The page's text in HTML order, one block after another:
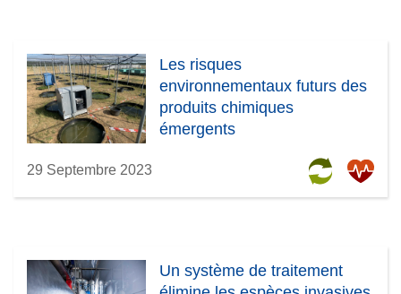
Les risques
environnementaux futurs des
produits chimiques
émergents
29 Septembre 2023
Un système de traitement